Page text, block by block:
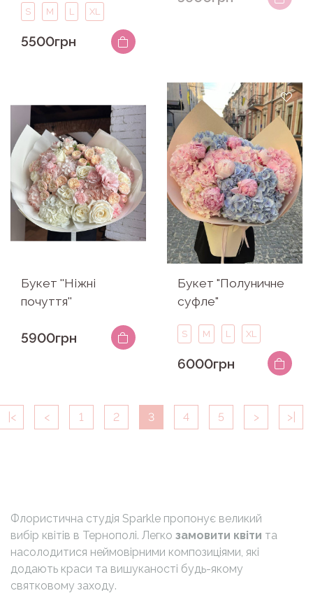
S M L XL
5500грн
Букет ''Ніжні
почуття''
5900грн
Букет "Полуничне
суфле"
S M L XL
6000грн
|< < 1 2 3 4 5 > >|
Флористична студія Sparkle пропонує великий
вибір квітів в Тернополі. Легко замовити квіти та
насолодитися неймовірними композиціями, які
додають краси та вишуканості будь-якому
святковому заходу.